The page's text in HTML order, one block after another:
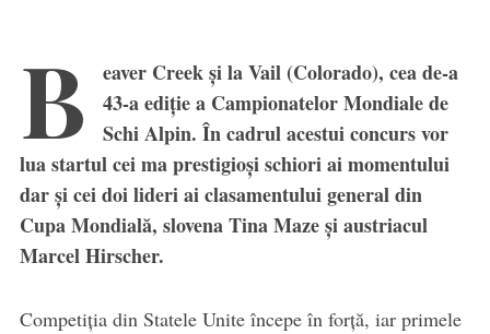
B
eaver Creek și la Vail (Colorado), cea de-a
43-a ediție a Campionatelor Mondiale de
Schi Alpin. În cadrul acestui concurs vor
lua startul cei ma prestigioși schiori ai momentului
dar și cei doi lideri ai clasamentului general din
Cupa Mondială, slovena Tina Maze și austriacul
Marcel Hirscher.
Competiția din Statele Unite începe în forță, iar primele